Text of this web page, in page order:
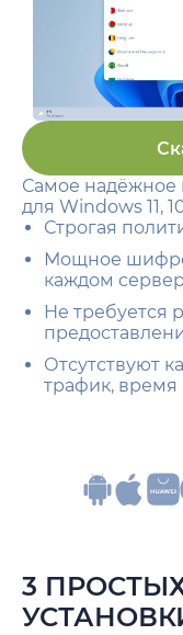
Самое надёжное
для Windows 11,
Строгая
Мощное
каждом
Не требуется
Отсутствуют
трафик, время
3